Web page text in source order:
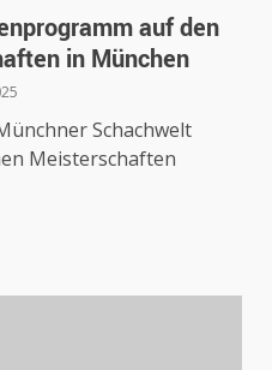
auf den
in München
Schachwelt
Meisterschaften